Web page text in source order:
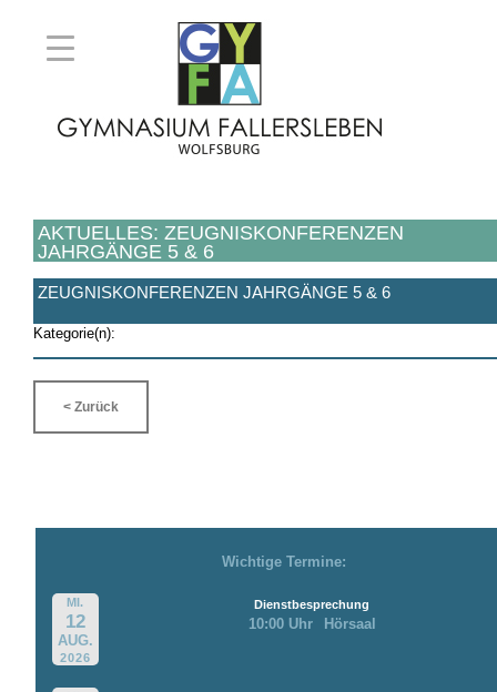
AKTUELLES: ZEUGNISKONFERENZEN
JAHRGÄNGE 5 & 6
ZEUGNISKONFERENZEN JAHRGÄNGE 5 & 6
Kategorie(n):
< Zurück
Wichtige Termine:
MI.
12
AUG.
2026
Dienstbesprechung
10:00 Uhr Hörsaal